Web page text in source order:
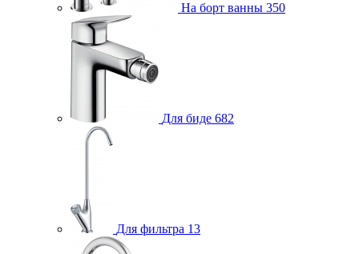
На борт ванны 350
Для биде 682
Для фильтра 13